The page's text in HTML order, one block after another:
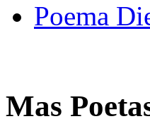
Poema
Mas